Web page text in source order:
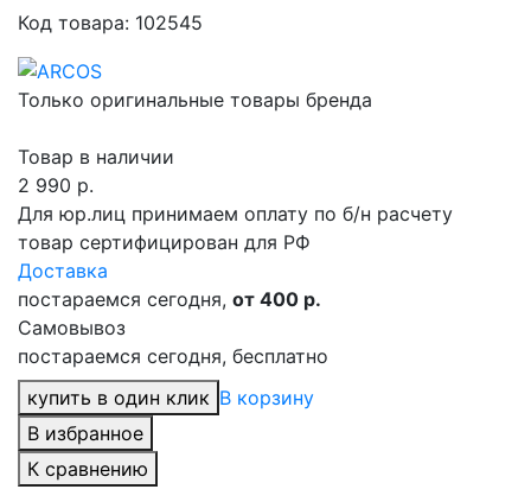
Код товара: 102545
Только оригинальные товары бренда
Товар в наличии
2 990 р.
Для юр.лиц принимаем оплату по б/н расчету
товар сертифицирован для РФ
Доставка
постараемся сегодня, от 400 р.
Самовывоз
постараемся сегодня, бесплатно
купить в один клик В корзину
В избранное
К сравнению